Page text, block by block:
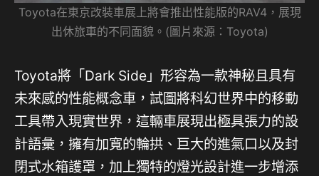
Toyota在東京改裝車展上將會推出性能版的RAV4，展現
出休旅車的不同面貌。(圖片來源：Toyota)
Toyota將「Dark Side」形容為一款神秘且具有
未來感的性能概念車，試圖將科幻世界中的移動
工具帶入現實世界，這輛車展現出極具張力的設
計語彙，擁有加寬的輪拱、巨大的進氣口以及封
閉式水箱護罩，加上獨特的燈光設計進一步增添